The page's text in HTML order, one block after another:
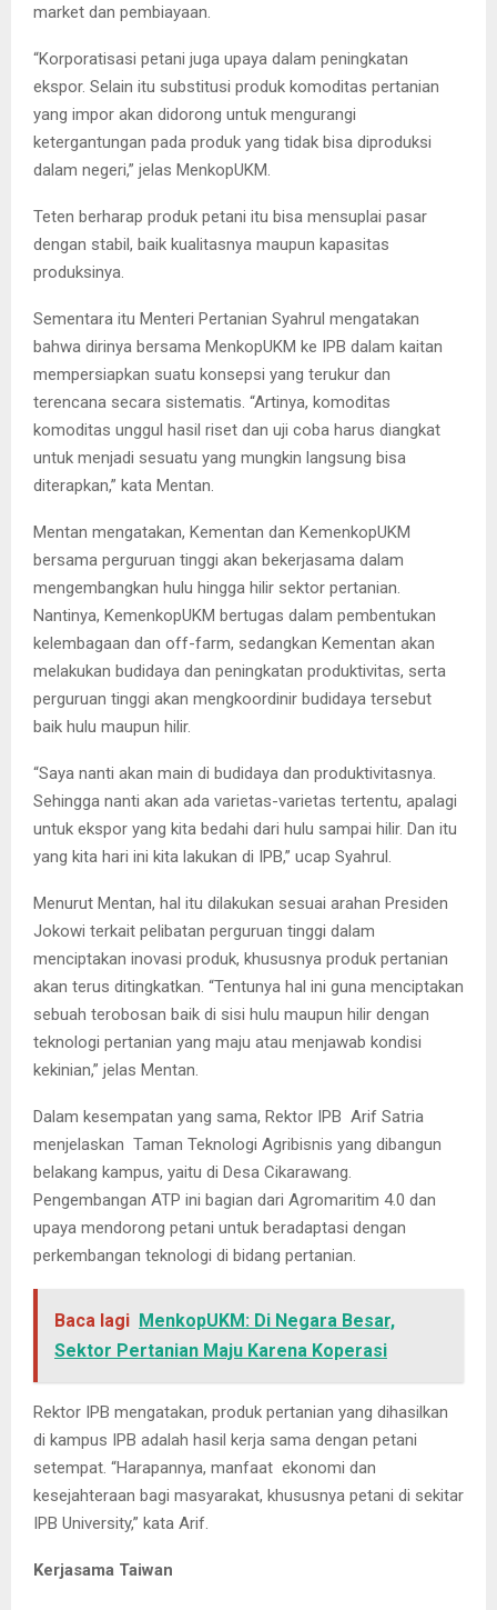
market dan pembiayaan.
“Korporatisasi petani juga upaya dalam peningkatan
ekspor. Selain itu substitusi produk komoditas pertanian
yang impor akan didorong untuk mengurangi
ketergantungan pada produk yang tidak bisa diproduksi
dalam negeri,” jelas MenkopUKM.
Teten berharap produk petani itu bisa mensuplai pasar
dengan stabil, baik kualitasnya maupun kapasitas
produksinya.
Sementara itu Menteri Pertanian Syahrul mengatakan
bahwa dirinya bersama MenkopUKM ke IPB dalam kaitan
mempersiapkan suatu konsepsi yang terukur dan
terencana secara sistematis. “Artinya, komoditas
komoditas unggul hasil riset dan uji coba harus diangkat
untuk menjadi sesuatu yang mungkin langsung bisa
diterapkan,” kata Mentan.
Mentan mengatakan, Kementan dan KemenkopUKM
bersama perguruan tinggi akan bekerjasama dalam
mengembangkan hulu hingga hilir sektor pertanian.
Nantinya, KemenkopUKM bertugas dalam pembentukan
kelembagaan dan off-farm, sedangkan Kementan akan
melakukan budidaya dan peningkatan produktivitas, serta
perguruan tinggi akan mengkoordinir budidaya tersebut
baik hulu maupun hilir.
“Saya nanti akan main di budidaya dan produktivitasnya.
Sehingga nanti akan ada varietas-varietas tertentu, apalagi
untuk ekspor yang kita bedahi dari hulu sampai hilir. Dan itu
yang kita hari ini kita lakukan di IPB,” ucap Syahrul.
Menurut Mentan, hal itu dilakukan sesuai arahan Presiden
Jokowi terkait pelibatan perguruan tinggi dalam
menciptakan inovasi produk, khususnya produk pertanian
akan terus ditingkatkan. “Tentunya hal ini guna menciptakan
sebuah terobosan baik di sisi hulu maupun hilir dengan
teknologi pertanian yang maju atau menjawab kondisi
kekinian,” jelas Mentan.
Dalam kesempatan yang sama, Rektor IPB Arif Satria
menjelaskan Taman Teknologi Agribisnis yang dibangun
belakang kampus, yaitu di Desa Cikarawang.
Pengembangan ATP ini bagian dari Agromaritim 4.0 dan
upaya mendorong petani untuk beradaptasi dengan
perkembangan teknologi di bidang pertanian.
Baca lagi MenkopUKM: Di Negara Besar,
Sektor Pertanian Maju Karena Koperasi
Rektor IPB mengatakan, produk pertanian yang dihasilkan
di kampus IPB adalah hasil kerja sama dengan petani
setempat. “Harapannya, manfaat ekonomi dan
kesejahteraan bagi masyarakat, khususnya petani di sekitar
IPB University,” kata Arif.
Kerjasama Taiwan